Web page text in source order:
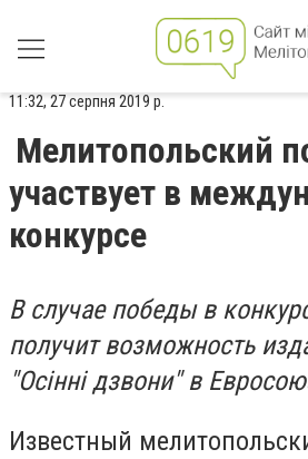
11:32, 27 серпня 2019 р.
Мелитопольский
участвует в
конкурсе
В случае победы в
получит возможность
"Осінні дзвони"в
Известный